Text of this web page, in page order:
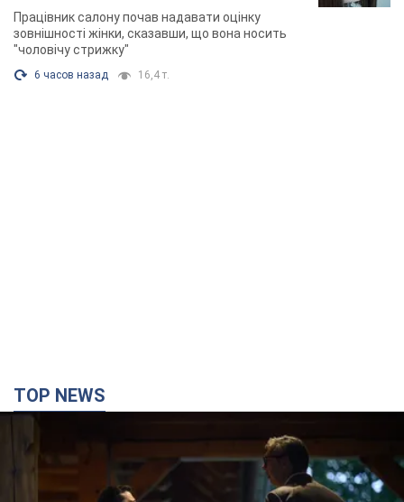
розгорівся скандал. Фото
Працівник салону почав надавати оцінку
зовнішності жінки, сказавши, що вона носить
"чоловічу стрижку"
6 часов назад 16,4 т.
TOP NEWS